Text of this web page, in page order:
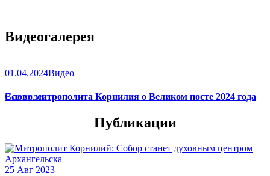
Видеогалерея
01.04.2024Видео
Слово митрополита Корнилия о Великом посте 2024 года
Все видео
Публикации
25 Авг 2023